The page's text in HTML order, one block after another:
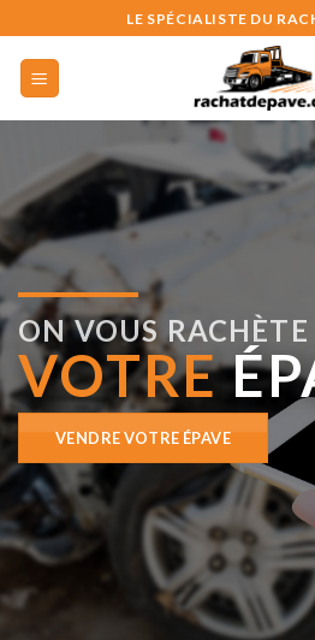
to
content
LE SPÉCIALISTE DU
ON VOUS RACHÈTE
VOTRE
VENDRE VOTRE ÉPAVE